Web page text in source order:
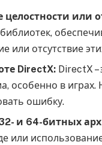
или
библиотек,
или отсутствие
DirectX: DirectX
особенно в
ошибку.
и 64-битных
или